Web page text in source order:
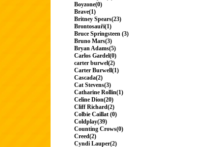
Boyzone(0)
Brave(1)
Britney Spears(23)
Brontosauři(1)
Bruce Springsteen (3)
Bruno Mars(3)
Bryan Adams(5)
Carlos Gardel(0)
carter burwel(2)
Carter Burwell(1)
Cascada(2)
Cat Stevens(3)
Catharine Rollin(1)
Celine Dion(20)
Cliff Richard(2)
Colbie Caillat (0)
Coldplay(39)
Counting Crows(0)
Creed(2)
Cyndi Lauper(2)